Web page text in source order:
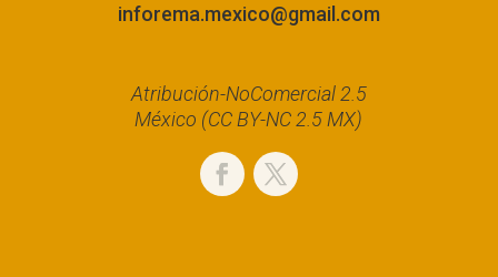
inforema.mexico@gmail.com
Atribución-NoComercial 2.5
México (CC BY-NC 2.5 MX)